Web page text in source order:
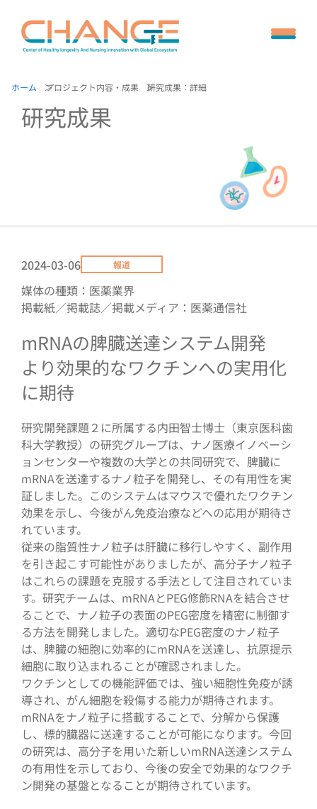
ホーム プロジェクト内容・成果 研究成果：詳細
研究成果
2024-03-06 報道
媒体の種類：医薬業界
掲載紙／掲載誌／掲載メディア：医薬通信社
mRNAの脾臓送達システム開発
より効果的なワクチンへの実用化
に期待
研究開発課題２に所属する内田智士博士（東京医科歯
科大学教授）の研究グループは、ナノ医療イノベーシ
ョンセンターや複数の大学との共同研究で、脾臓に
mRNAを送達するナノ粒子を開発し、その有用性を実
証しました。このシステムはマウスで優れたワクチン
効果を示し、今後がん免疫治療などへの応用が期待さ
れています。
従来の脂質性ナノ粒子は肝臓に移行しやすく、副作用
を引き起こす可能性がありましたが、高分子ナノ粒子
はこれらの課題を克服する手法として注目されていま
す。研究チームは、mRNAとPEG修飾RNAを結合させ
ることで、ナノ粒子の表面のPEG密度を精密に制御す
る方法を開発しました。適切なPEG密度のナノ粒子
は、脾臓の細胞に効率的にmRNAを送達し、抗原提示
細胞に取り込まれることが確認されました。
ワクチンとしての機能評価では、強い細胞性免疫が誘
導され、がん細胞を殺傷する能力が期待されます。
mRNAをナノ粒子に搭載することで、分解から保護
し、標的臓器に送達することが可能になります。今回
の研究は、高分子を用いた新しいmRNA送達システム
の有用性を示しており、今後の安全で効果的なワクチ
ン開発の基盤となることが期待されています。